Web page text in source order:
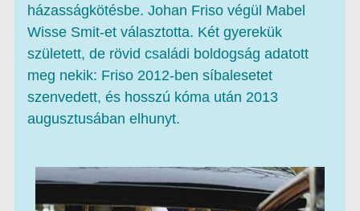
házasságkötésbe. Johan Friso végül Mabel
Wisse Smit-et választotta. Két gyerekük
született, de rövid családi boldogság adatott
meg nekik: Friso 2012-ben síbalesetet
szenvedett, és hosszú kóma után 2013
augusztusában elhunyt.